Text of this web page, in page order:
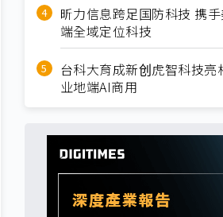
昕力信息跨足国防科技 携
端全域定位科技
台科大育成新创虎智科技亮
业地端AI商用